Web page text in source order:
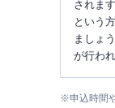
されま
という
ましょ
が行われ
※申込時間